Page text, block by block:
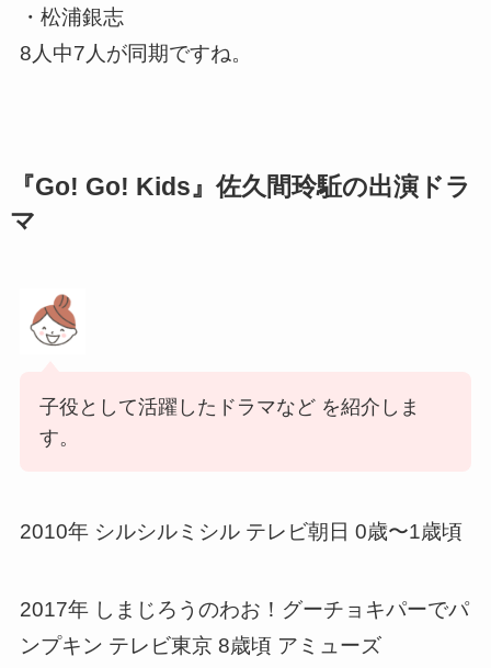
・松浦銀志
8人中7人が同期ですね。
『Go! Go! Kids』佐久間玲駈の出演ドラ
マ
子役として活躍したドラマなど を紹介しま
す。
2010年 シルシルミシル テレビ朝日 0歳〜1歳頃
2017年 しまじろうのわお！グーチョキパーでパ
ンプキン テレビ東京 8歳頃 アミューズ